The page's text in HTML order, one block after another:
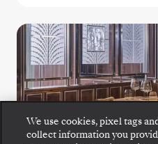
We use cookies, pixel tags
collect information you